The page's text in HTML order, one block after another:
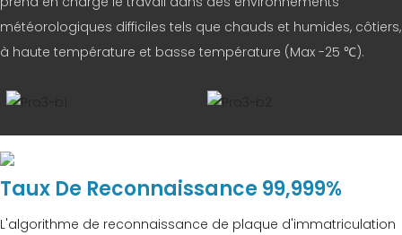
météorologiques difficiles tels que chauds et humides, côtiers,
à haute température et basse température (Max -25 ℃).
Taux De Reconnaissance 99,999%
L'algorithme de reconnaissance de plaque d'immatriculation